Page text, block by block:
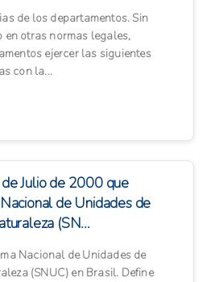
de los departamentos. Sin
en otras normas legales,
ejercer las siguientes
con la...
Julio de 2000 que
de Unidades de
(SN...
Nacional de Unidades de
(SNUC) en Brasil. Define